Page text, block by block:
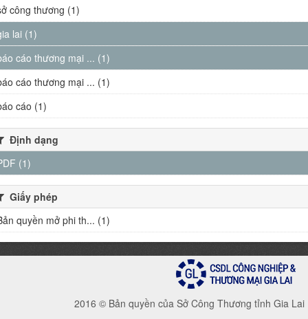
công thương (1)
lai (1)
cáo thương mại ... (1)
cáo thương mại ... (1)
cáo (1)
Định dạng
(1)
Giấy phép
quyền mở phi th... (1)
2016 © Bản quyền của Sở Công Thương tỉnh Gia Lai